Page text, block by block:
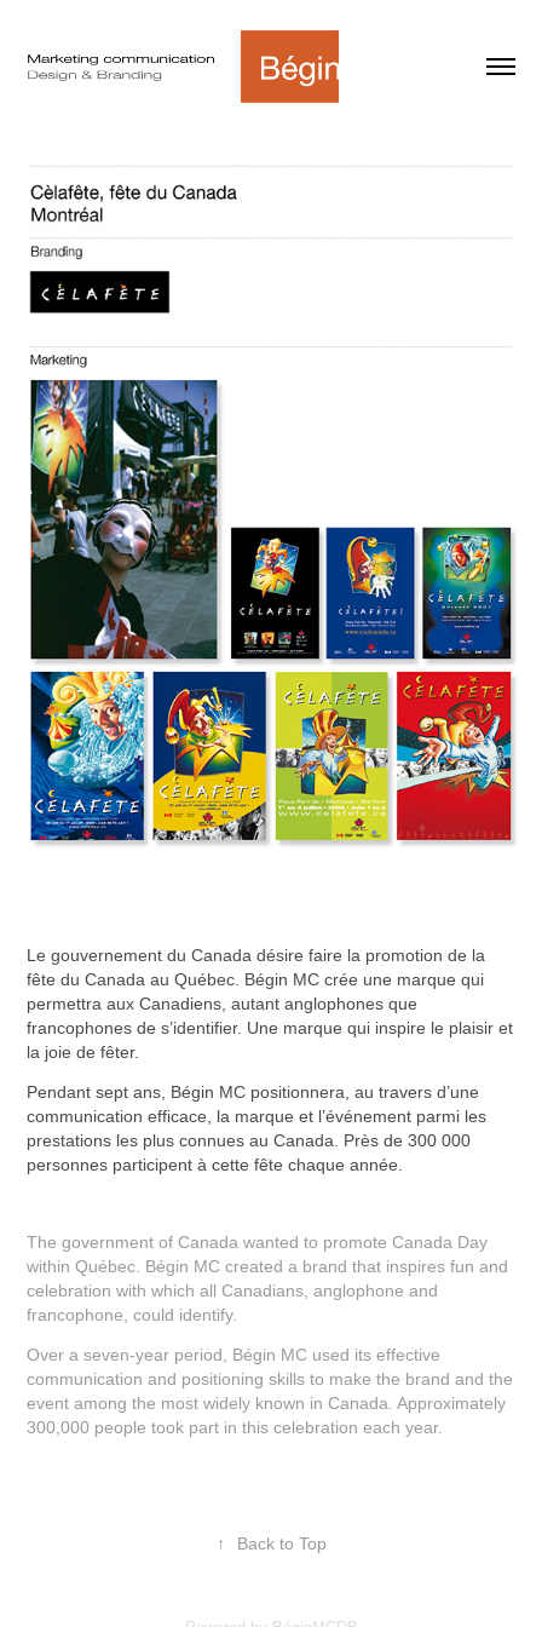
Le gouvernement du Canada désire faire la promotion de la
fête du Canada au Québec. Bégin MC crée une marque qui
permettra aux Canadiens, autant anglophones que
francophones de s’identifier. Une marque qui inspire le plaisir et
la joie de fêter.
Pendant sept ans, Bégin MC positionnera, au travers d’une
communication efficace, la marque et l’événement parmi les
prestations les plus connues au Canada. Près de 300 000
personnes participent à cette fête chaque année.
The government of Canada wanted to promote Canada Day
within Québec. Bégin MC created a brand that inspires fun and
celebration with which all Canadians, anglophone and
francophone, could identify.
Over a seven-year period, Bégin MC used its effective
communication and positioning skills to make the brand and the
event among the most widely known in Canada. Approximately
300,000 people took part in this celebration each year.
↑ Back to Top